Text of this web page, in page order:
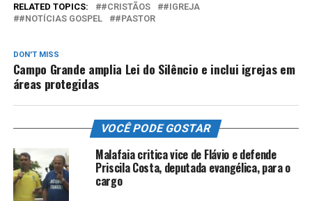
RELATED TOPICS: #CRISTÃOS
#IGREJA
#NOTÍCIAS GOSPEL
#PASTOR
DON'T MISS
Campo Grande amplia Lei do Silêncio e inclui igrejas em
áreas protegidas
VOCÊ PODE GOSTAR
Malafaia critica vice de Flávio e defende
Priscila Costa, deputada evangélica, para o
cargo